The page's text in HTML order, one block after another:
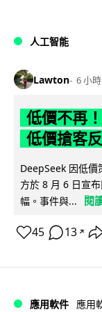
人工智能
Lawton 6 小時
低價不再
低價搶客
DeepSeek 因低價
方於 8 月 6 日宣
幅。事件與...
閱
45 13 ↗
應用軟件 應用